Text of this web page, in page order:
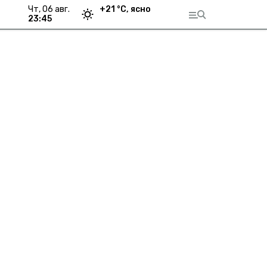
чт, 06 авг.
23:45
+21 °С, ясно